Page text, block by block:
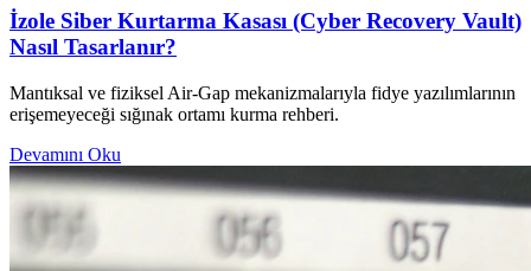
İzole Siber Kurtarma Kasası (Cyber Recovery Vault)
Nasıl Tasarlanır?
Mantıksal ve fiziksel Air-Gap mekanizmalarıyla fidye yazılımlarının
erişemeyeceği sığınak ortamı kurma rehberi.
Devamını Oku